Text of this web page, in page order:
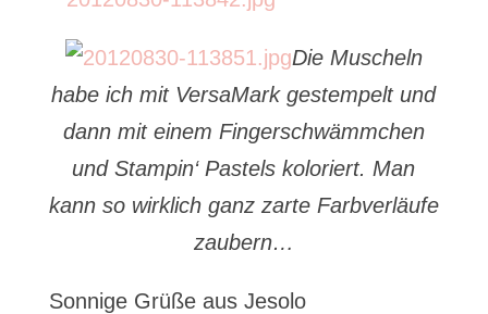
Die Muscheln
habe ich mit VersaMark gestempelt und
dann mit einem Fingerschwämmchen
und Stampin‘ Pastels koloriert. Man
kann so wirklich ganz zarte Farbverläufe
zaubern…
Sonnige Grüße aus Jesolo